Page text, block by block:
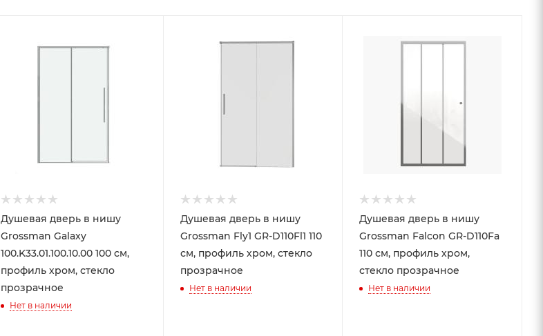
Душевая дверь в нишу
Grossman Galaxy
100.K33.01.100.10.00 100 см,
профиль хром, стекло
прозрачное
Нет в наличии
Душевая дверь в нишу
Grossman Fly1 GR-D110Fl1 110
см, профиль хром, стекло
прозрачное
Нет в наличии
Душевая дверь в нишу
Grossman Falcon GR-D110Fa
110 см, профиль хром,
стекло прозрачное
Нет в наличии